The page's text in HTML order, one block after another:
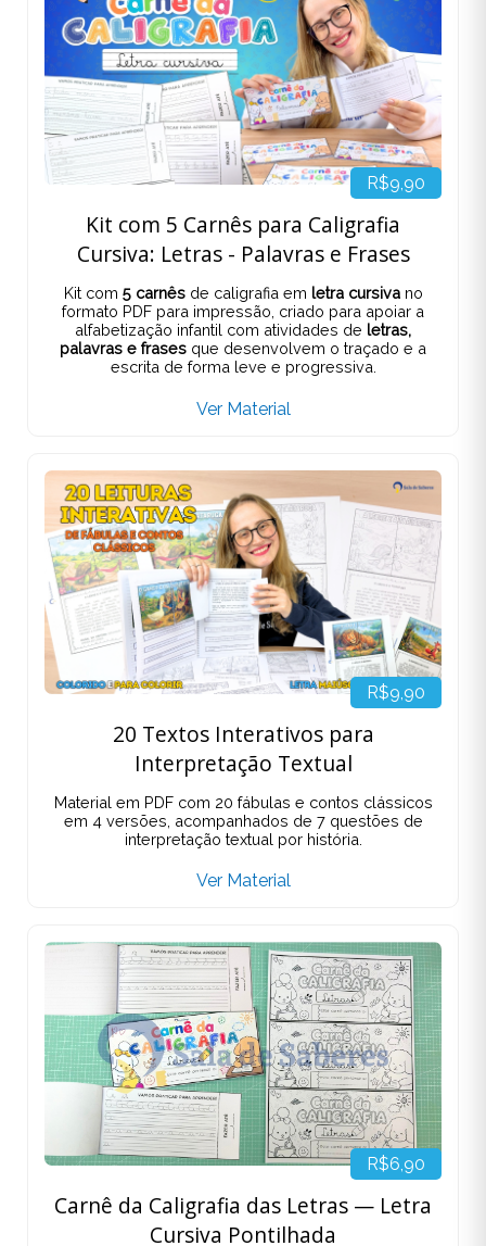
R$9,90
Kit com 5 Carnês para Caligrafia
Cursiva: Letras - Palavras e Frases
Kit com 5 carnêsde caligrafia em letra cursivano
formato PDF para impressão, criado para apoiar a
alfabetização infantil com atividades de letras,
palavras e frases que desenvolvem o traçado e a
escrita de forma leve e progressiva.
Ver Material
R$9,90
20 Textos Interativos para
Interpretação Textual
Material em PDF com 20 fábulas e contos clássicos
em 4 versões, acompanhados de 7 questões de
interpretação textual por história.
Ver Material
R$6,90
Carnê da Caligrafia das Letras — Letra
Cursiva Pontilhada